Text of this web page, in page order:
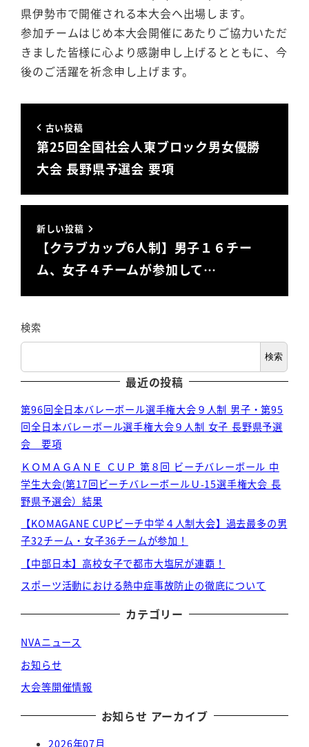
県伊勢市で開催される本大会へ出場します。
参加チームはじめ本大会開催にあたりご協力いただ
きました皆様に心より感謝申し上げるとともに、今
後のご活躍を祈念申し上げます。
古い投稿
第25回全国社会人東ブロック男女優勝
大会 長野県予選会 要項
新しい投稿
【クラブカップ6人制】男子１６チー
ム、女子４チームが参加して…
検索
検索
最近の投稿
第96回全日本バレーボール選手権大会９人制 男子・第95
回全日本バレーボール選手権大会９人制 女子 長野県予選
会 要項
ＫＯＭＡＧＡＮＥ ＣＵＰ 第８回 ビーチバレーボール 中
学生大会(第17回ビーチバレーボールＵ-15選手権大会 長
野県予選会）結果
【KOMAGANE CUPビーチ中学４人制大会】過去最多の男
子32チーム・女子36チームが参加！
【中部日本】高校女子で都市大塩尻が連覇！
スポーツ活動における熱中症事故防止の徹底について
カテゴリー
NVAニュース
お知らせ
大会等開催情報
お知らせ アーカイブ
2026年07月